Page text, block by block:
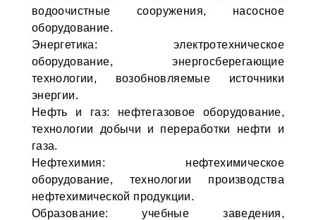
водоочистные сооружения, насосное
оборудование.
Энергетика: электротехническое
оборудование, энергосберегающие
технологии, возобновляемые источники
энергии.
Нефть и газ: нефтегазовое оборудование,
технологии добычи и переработки нефти и
газа.
Нефтехимия: нефтехимическое
оборудование, технологии производства
нефтехимической продукции.
Образование: учебные заведения,